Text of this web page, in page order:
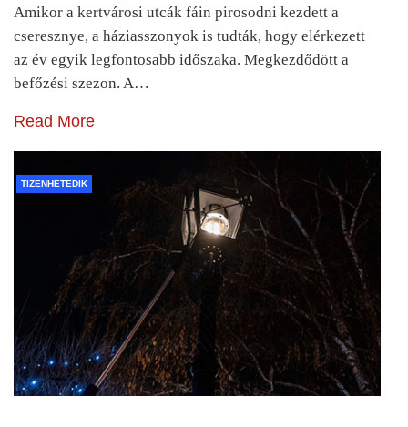
Amikor a kertvárosi utcák fáin pirosodni kezdett a
cseresznye, a háziasszonyok is tudták, hogy elérkezett
az év egyik legfontosabb időszaka. Megkezdődött a
befőzési szezon. A…
Read More
TIZENHETEDIK